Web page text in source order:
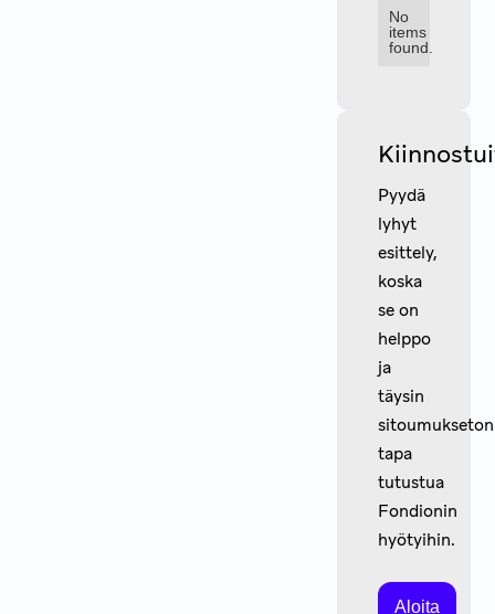
No
items
found.
Pyydä
lyhyt
esittely,
koska
se on
helppo
ja
täysin
sitoumukseton
tapa
tutustua
Fondionin
hyötyihin.
Aloita